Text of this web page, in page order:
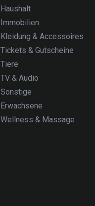
Haushalt
Immobilien
Kleidung & Accessoires
Tickets & Gutscheine
Tiere
TV & Audio
Sonstige
Erwachsene
Wellness & Massage